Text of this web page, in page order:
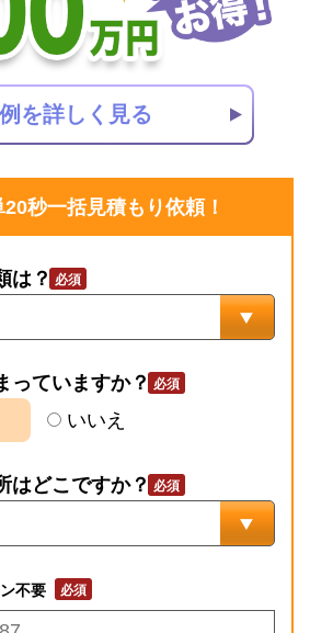
20秒一括見積もり依頼！
は？
っていますか？
いいえ
はどこですか？
不要
を詳しく見る